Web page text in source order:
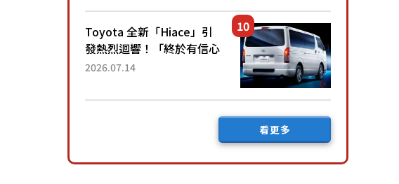
公里，兼具優異節能表現與
舒適「三...
Toyota 全新「Hiace」引
發熱烈迴響！「終於有信心
下訂了！」「哪個等級交車
後竟然還要等「超過半年」
2026.07.14
看更多